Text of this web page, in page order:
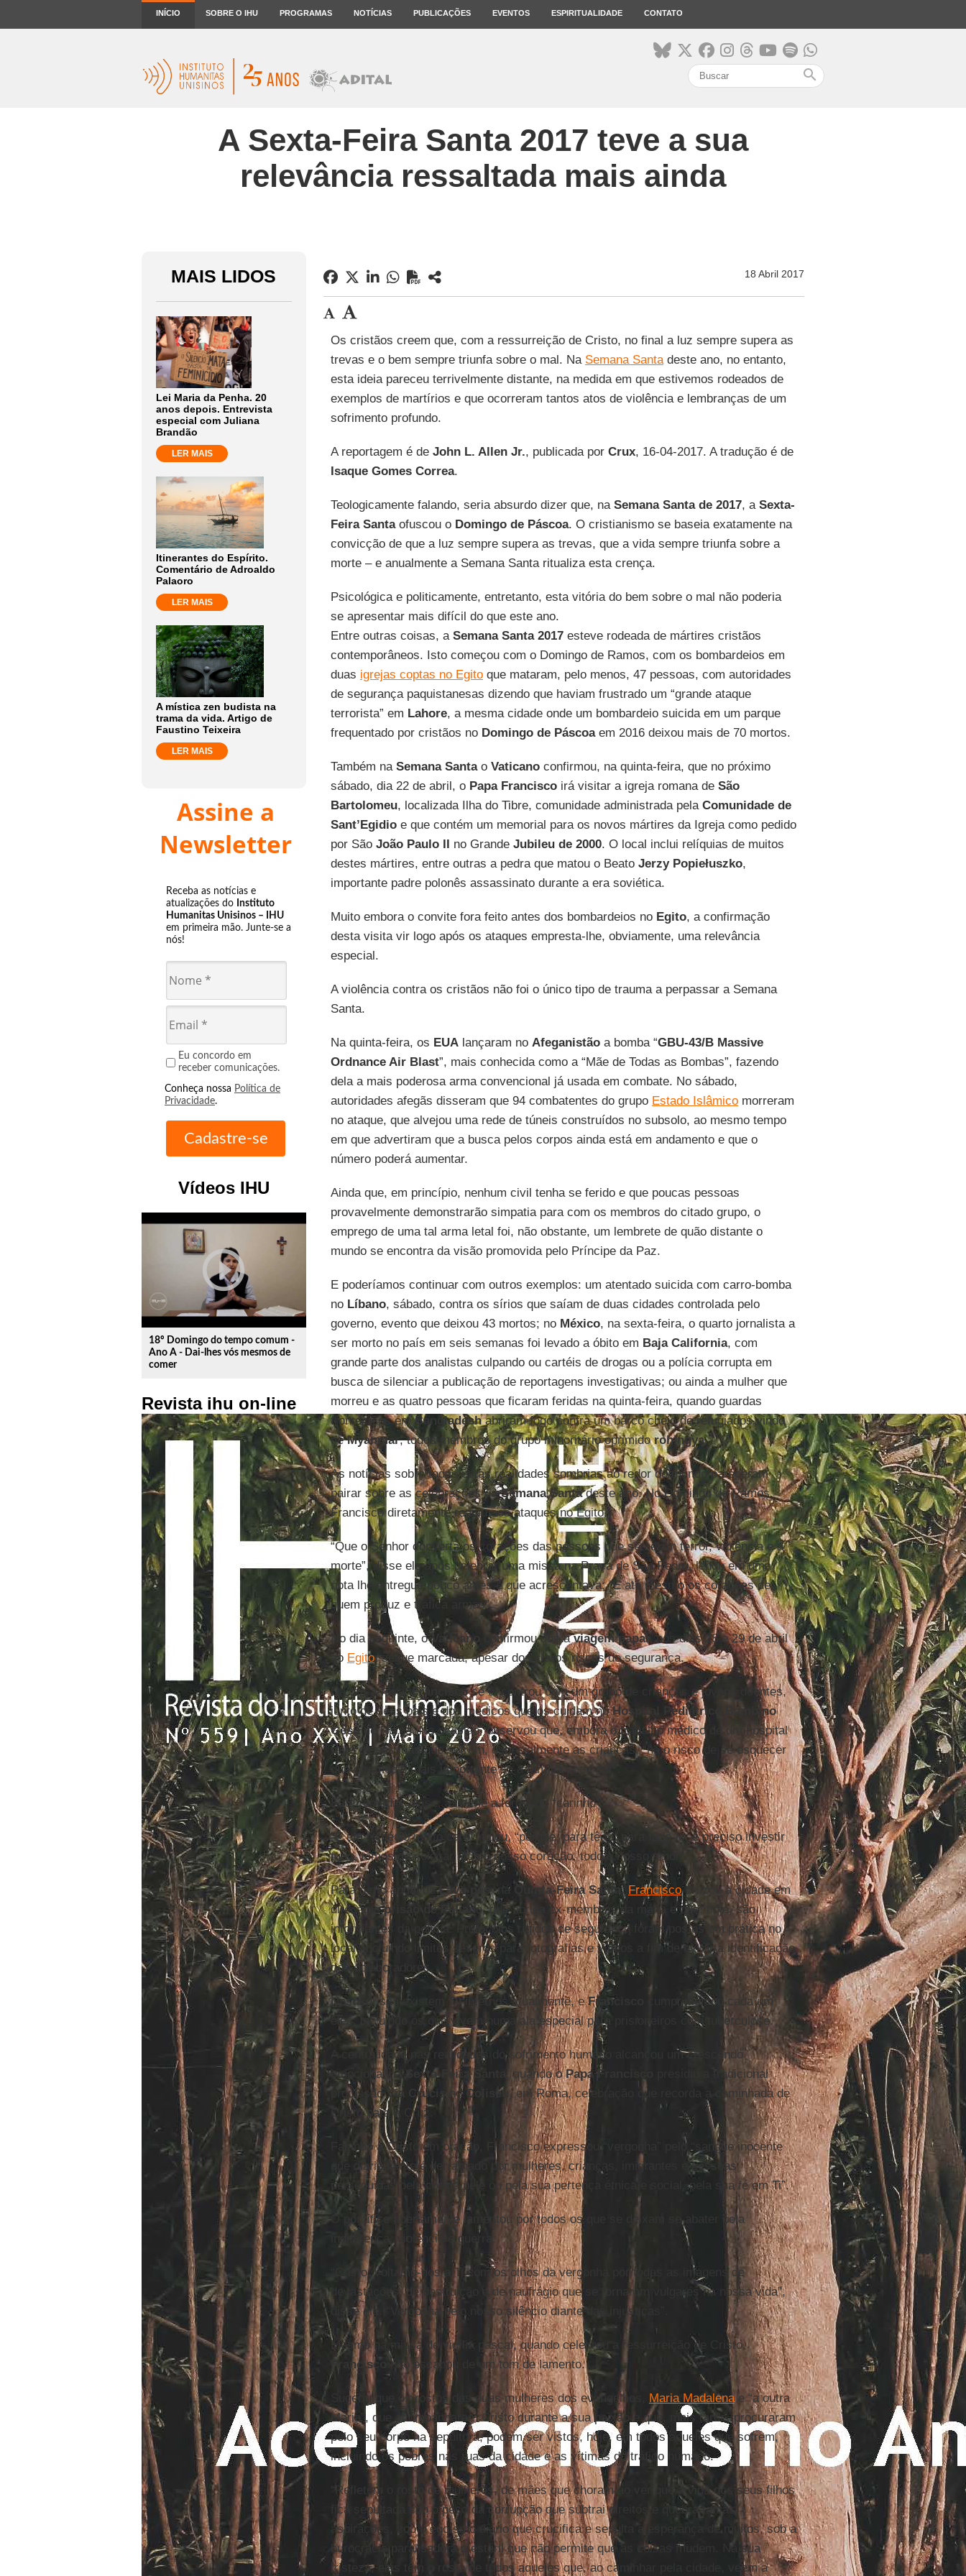
INÍCIO SOBRE O IHU PROGRAMAS NOTÍCIAS PUBLICAÇÕES EVENTOS ESPIRITUALIDADE CONTATO
search
A Sexta-Feira Santa 2017 teve a sua
relevância ressaltada mais ainda
MAIS LIDOS
Lei Maria da Penha. 20
anos depois. Entrevista
especial com Juliana
Brandão
LER MAIS
Itinerantes do Espírito.
Comentário de Adroaldo
Palaoro
LER MAIS
A mística zen budista na
trama da vida. Artigo de
Faustino Teixeira
LER MAIS
Assine a
Newsletter
Receba as notícias e
atualizações do Instituto
Humanitas Unisinos – IHU
em primeira mão. Junte-se a
nós!
Eu concordo em
receber comunicações.
Conheça nossa Política de
Privacidade.
Vídeos IHU
play_circle_outline
18º Domingo do tempo comum -
Ano A - Dai-lhes vós mesmos de
comer
Revista ihu on-line
18 Abril 2017
Os cristãos creem que, com a ressurreição de Cristo, no final a luz sempre supera as
trevas e o bem sempre triunfa sobre o mal. Na Semana Santadeste ano, no entanto,
esta ideia pareceu terrivelmente distante, na medida em que estivemos rodeados de
exemplos de martírios e que ocorreram tantos atos de violência e lembranças de um
sofrimento profundo.
A reportagem é deJohn L. Allen Jr., publicada por Crux, 16-04-2017. A tradução é de
Isaque Gomes Correa.
Teologicamente falando, seria absurdo dizer que, na Semana Santa de 2017, a Sexta-
Feira Santaofuscou o Domingo de Páscoa. O cristianismo se baseia exatamente na
convicção de que a luz sempre supera as trevas, que a vida sempre triunfa sobre a
morte – e anualmente a Semana Santa ritualiza esta crença.
Psicológica e politicamente, entretanto, esta vitória do bem sobre o mal não poderia
se apresentar mais difícil do que este ano.
Entre outras coisas, a Semana Santa 2017esteve rodeada de mártires cristãos
contemporâneos. Isto começou com o Domingo de Ramos, com os bombardeios em
duas igrejas coptas no Egitoque mataram, pelo menos, 47 pessoas, com autoridades
de segurança paquistanesas dizendo que haviam frustrado um “grande ataque
terrorista” em Lahore, a mesma cidade onde um bombardeio suicida em um parque
frequentado por cristãos no Domingo de Páscoaem 2016 deixou mais de 70 mortos.
Também na Semana Santao Vaticanoconfirmou, na quinta-feira, que no próximo
sábado, dia 22 de abril, o Papa Franciscoirá visitar a igreja romana de São
Bartolomeu, localizada Ilha do Tibre, comunidade administrada pela Comunidade de
Sant’Egidioe que contém um memorial para os novos mártires da Igreja como pedido
por São João Paulo II no Grande Jubileu de 2000. O local inclui relíquias de muitos
destes mártires, entre outras a pedra que matou o Beato Jerzy Popiełuszko,
importante padre polonês assassinato durante a era soviética.
Muito embora o convite fora feito antes dos bombardeios no Egito, a confirmação
desta visita vir logo após os ataques empresta-lhe, obviamente, uma relevância
especial.
A violência contra os cristãos não foi o único tipo de trauma a perpassar a Semana
Santa.
Na quinta-feira, os EUAlançaram no Afeganistãoa bomba “GBU-43/B Massive
Ordnance Air Blast”, mais conhecida como a “Mãe de Todas as Bombas”, fazendo
dela a mais poderosa arma convencional já usada em combate. No sábado,
autoridades afegãs disseram que 94 combatentes do grupo Estado Islâmicomorreram
no ataque, que alvejou uma rede de túneis construídos no subsolo, ao mesmo tempo
em que advertiram que a busca pelos corpos ainda está em andamento e que o
número poderá aumentar.
Ainda que, em princípio, nenhum civil tenha se ferido e que poucas pessoas
provavelmente demonstrarão simpatia para com os membros do citado grupo, o
emprego de uma tal arma letal foi, não obstante, um lembrete de quão distante o
mundo se encontra da visão promovida pelo Príncipe da Paz.
E poderíamos continuar com outros exemplos: um atentado suicida com carro-bomba
no Líbano, sábado, contra os sírios que saíam de duas cidades controlada pelo
governo, evento que deixou 43 mortos; no México, na sexta-feira, o quarto jornalista a
ser morto no país em seis semanas foi levado a óbito em Baja California, com
grande parte dos analistas culpando ou cartéis de drogas ou a polícia corrupta em
busca de silenciar a publicação de reportagens investigativas; ou ainda a mulher que
morreu e as quatro pessoas que ficaram feridas na quinta-feira, quando guardas
fronteiriços emBangladeshabriram fogo contra um barco cheio de refugiados vindo
deMyanmar, todos membros do grupo minoritário oprimidorohingya.
As notícias sobre todas estas realidades sombrias ao redor do mundo pareceram
pairar sobre as celebrações daSemana Santadeste ano. No Domingo de Ramos,
Francisco diretamente reagiu aos ataques no Egito.
“Que o Senhor converta os corações das pessoas que semeiam terror, violência e a
morte”, disse ele após celebrar uma missa na Praça de São Pedro, lendo em uma
nota lhe entregue pouco antes e que acrescentava: “E até mesmo os corações de
quem produz e trafica armas”.
No dia seguinte, oVaticano confirmou que aviagem papal, nos dias 28 e 29 de abril
ao Egito, segue marcada, apesar dos claros riscos de segurança.
Na terça-feira,Franciscose encontrou com um grupo de crianças e jovens doentes,
junto de seus pais e dos médicos que os cuidam noHospital Pediátrico Bambino
Gesùde Roma. Na ocasião, observou que, embora o trabalho médico de um hospital
trate de pessoas que sofrem, especialmente as crianças, “há o risco de se esquecer
que o remédio mais importante só a família pode dar”.
Este remédio, disse, assume a forma do “carinho”.
“É um remédio muito caro”, falou, “porque, para tê-lo, para fazê-lo, é preciso investir
tudo, temos de colocar todo o nosso coração, todo o nosso amor”.
Para o rito anual doLava-pés, na Quinta-Feira Santa, Franciscocruzou a cidade em
direção àprisão de Paliano, que abriga ex-membros da máfia e que, hoje, são
informantes da polícia. Protocolos rígidos de segurança foram postos em prática no
local, incluindo limites severos para fotografias e vídeos a fim de evitar a identificação
dos colaboradores.
Nesta prisão existem 70 internos atualmente, eFrancisco
cumprimentou cada um
eles, incluindo os que vivem numa ala especial para prisioneiros com tuberculose.
A centralidade nas realidades do sofrimento humano alcançou um crescendo
emocional na Sexta-Feira Santa , quando oPapa Francisco
presidiu a tradicional
procissãoVia Crucis no Coliseu , em Roma, celebração que recorda a caminhada de
Cristo para a Cruz.
Falando a Cristo em oração, Francisco expressou “vergonha” pelo “sangue inocente
que diariamente é derramado por mulheres, crianças, imigrantes e pessoas
perseguidas pela cor da pele ou pela sua pertença étnica e social, pela sua fé em Ti”.
O pontífice abertamente lamentou por todos os que se deixam se abater pela
indiferença, violência e guerra.
“Cristo, voltamo-nos a Ti com os olhos da vergonha por todas as imagens de
devastações, de destruição e de naufrágio que se tornaram vulgares na nossa vida”,
disse ele. “Vergonha pelo nosso silêncio diante das injustiças”.
Mesmo na missa de vigília pascal, quando celebrou a ressurreição de Cristo,
Francisco
não escapou de um tom de lamento.
Sugeriu que os rostos das duas mulheres dos evangelhos, Maria Madalenae “a outra
Maria”, que acompanharam Cristo durante a sua paixão e que, mais tarde, procuraram
pelo seu corpo na sepultura, podem ser vistos, hoje, em todos aqueles que sofrem,
incluindo os pobres nas ruas da cidade e as vítimas do tráfico humano.
“Refletem o rosto de mulheres, de mães que choram ao ver que a vida dos seus filhos
fica sepultada sob o peso da corrupção que subtrai direitos e quebra tantas
aspirações, sob o egoísmo diário que crucifica e sepulta a esperança de muitos, sob a
burocracia paralisadora e estéril que não permite que as coisas mudem. Na sua
tristeza, elas têm o rosto de todos aqueles que, ao caminhar pela cidade, veem a